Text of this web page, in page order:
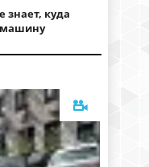
знает, куда
машину